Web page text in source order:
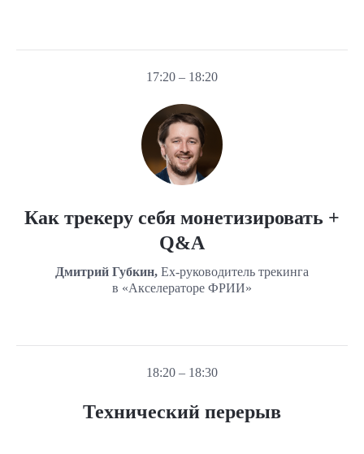
17:20 – 18:20
Как трекеру себя монетизировать +
Q&A
Дмитрий Губкин, Ex-руководитель трекинга
в «Акселераторе ФРИИ»
18:20 – 18:30
Технический перерыв